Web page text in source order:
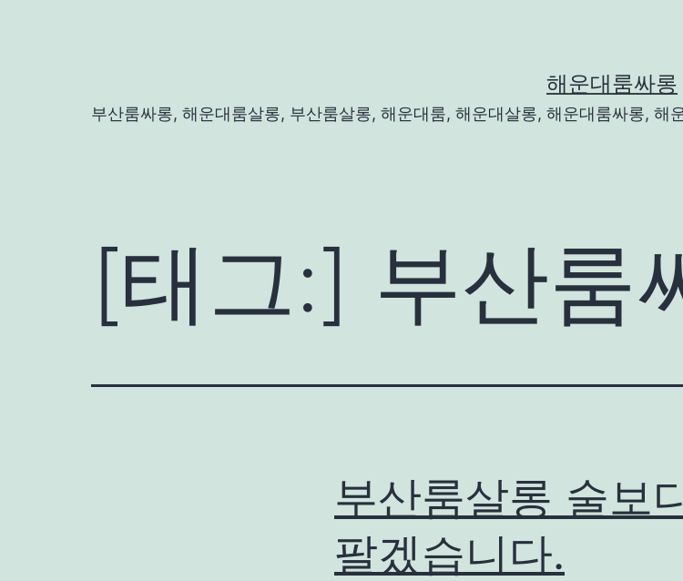
해운대룸싸롱
부산룸싸롱, 해운대룸살롱, 부산룸살롱, 해운대룸, 해운대살롱, 해운대룸싸롱,
[태그:] 부산룸
부산룸살롱 술보
팔겠습니다.